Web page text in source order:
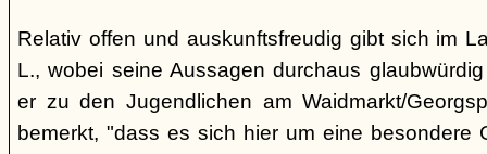
Relativ offen und auskunftsfreudig gibt sich im
L., wobei seine Aussagen durchaus
er zu den Jugendlichen am Waidmarkt/
bemerkt, "dass es sich hier um eine besondere